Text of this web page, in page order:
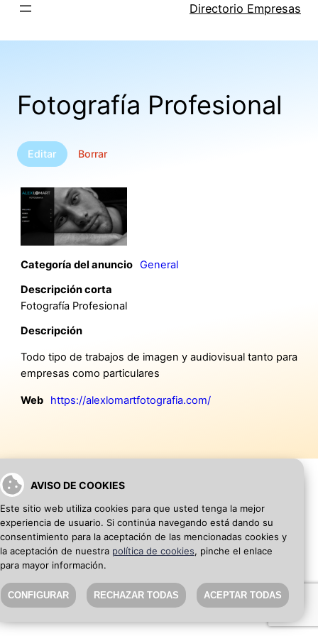
AVISO DE COOKIES
Este sitio web utiliza cookies para que usted tenga la mejor
experiencia de usuario. Si continúa navegando está dando su
consentimiento para la aceptación de las mencionadas cookies y
la aceptación de nuestra política de cookies, pinche el enlace
para mayor información.
CONFIGURAR RECHAZAR TODAS ACEPTAR TODAS
Saltar
Directorio Empresas
Fotografía Profesional
Editar Borrar
Categoría del anuncio General
Descripción corta
Fotografía Profesional
Descripción
Todo tipo de trabajos de imagen y audiovisual tanto para
empresas como particulares
Web https://alexlomartfotografia.com/
VOLVER A INICIO AÑADIR WEB DE EMPRESA
SEO Blog·Aviso Legal